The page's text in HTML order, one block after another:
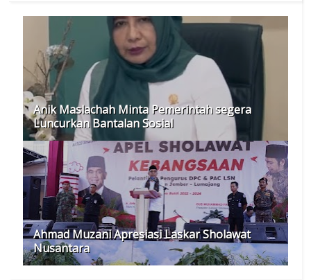
Anik Maslachah Minta Pemerintah segera
Luncurkan Bantalan Sosial
Ahmad Muzani Apresiasi Laskar Sholawat
Nusantara